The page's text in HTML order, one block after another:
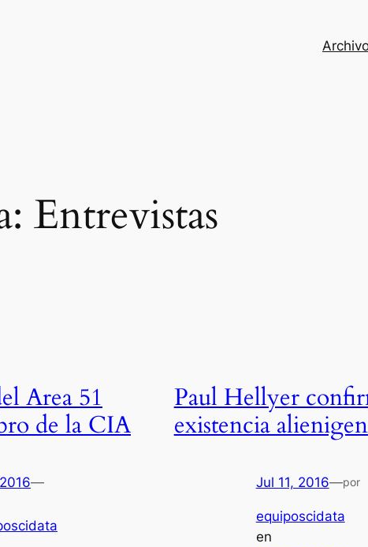
Entrevistas
Area 51
de la CIA
—
Paul Hellyer
existencia
Jul 11, 2016—por
equiposcidata
en